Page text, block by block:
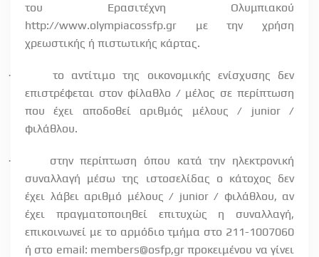
του Ερασιτέχνη Ολυμπιακού
http://www.olympiacossfp.gr με την χρήση
χρεωστικής ή πιστωτικής κάρτας.
·
το αντίτιμο της οικονομικής ενίσχυσης δεν
επιστρέφεται στον φίλαθλο / μέλος σε περίπτωση
που έχει αποδοθεί αριθμός μέλους / junior /
φιλάθλου.
·
στην περίπτωση όπου κατά την ηλεκτρονική
συναλλαγή μέσω της ιστοσελίδας ο κάτοχος δεν
έχει λάβει αριθμό μέλους / junior / φιλάθλου, αν
έχει πραγματοποιηθεί επιτυχώς η συναλλαγή,
επικοινωνεί με το αρμόδιο τμήμα στο 211-1007060
ή στο email: members@osfp,gr προκειμένου να γίνει